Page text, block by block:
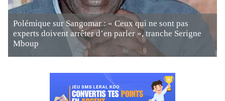
Polémique sur Sangomar : « Ceux qui ne sont pas
experts doivent arrêter d’en parler », tranche Serigne
Mboup